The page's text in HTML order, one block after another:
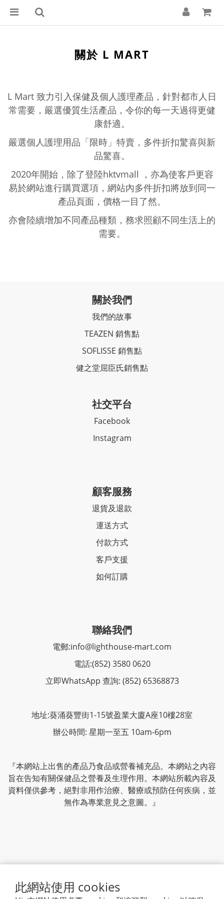
此網站使用 cookies
關於 L MART
L Mart 致力引入保健及個人護理產品，針對都市人日
常需要，嚴選優質生活產品，令你的每一天過得更健
康舒適。
嚴選個人護理用品「限時」特賣，多件折扣驚喜與新
品驚喜。
2020年開始，除了登陸hktvmall ，亦為使客戶更容
易於網站進行購買選項，網站內多件折扣將放到同一
產品頁面，價格一目了然。
亦會陸續增加不同產品種類，務求照顧不同生活上的
需要。
關於我們
我們的故事
TEAZEN 銷售點
SOFLISSE 銷售點
健之堂屈臣氏銷售點
社交平台
Facebook
Instagram
顧客服務
退貨及退款
運送方式
付款方式
客戶支援
如何訂購
聯絡我們
電郵:info@lighthouse-mart.com
電話:(852) 3580 0620
立即WhatsApp 查詢: (852) 65368873
地址:葵涌葵豐街1-15號盈業大廈A座10樓28室
辦公時間: 星期一至五 10am-6pm
『本網站上出售的產品乃食品或營養補充品。本網站之內容
旨在告知有關保健品之營養及生理作用。本網站所載內容及
資料僅供參考，絕對非用作治療、醫療或預防任何疾病，並
無作為專業意見之意圖。』
隱私條款| 條款及細則
Trading Ltd. All rights reserved.